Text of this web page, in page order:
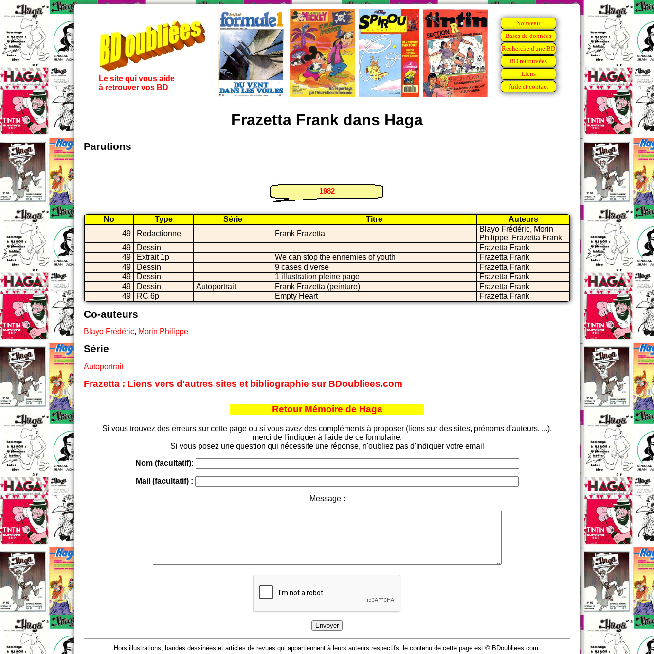
Le site qui vous aide
à retrouver vos BD
Nouveau
Bases de données
Recherche d'une BD
BD retrouvées
Liens
Aide et contact
Frazetta Frank dans Haga
Parutions
1982
No Type Série Titre
Auteurs
49
Rédactionnel Frank Frazetta
Blayo Frédéric, Morin
Philippe, Frazetta Frank
49
Dessin
Frazetta Frank
49
Extrait 1p We can stop the ennemies of youth
Frazetta Frank
49
Dessin 9 cases diverse
Frazetta Frank
49
Dessin 1 illustration pleine page
Frazetta Frank
49
Dessin Autoportrait Frank Frazetta (peinture)
Frazetta Frank
49
RC 6p Empty Heart Frazetta Frank
Co-auteurs
Blayo Frédéric, Morin Philippe
Série
Autoportrait
Frazetta : Liens vers d'autres sites et bibliographie sur BDoubliees.com
Retour Mémoire de Haga
Si vous trouvez des erreurs sur cette page ou si vous avez des compléments à proposer (liens sur des sites, prénoms d'auteurs, ...),
merci de l'indiquer à l'aide de ce formulaire.
Si vous posez une question qui nécessite une réponse, n'oubliez pas d'indiquer votre email
Nom (facultatif):
Mail (facultatif) :
Message :
Hors illustrations, bandes dessinées et articles de revues qui appartiennent à leurs auteurs respectifs, le contenu de cette page est © BDoubliees.com.